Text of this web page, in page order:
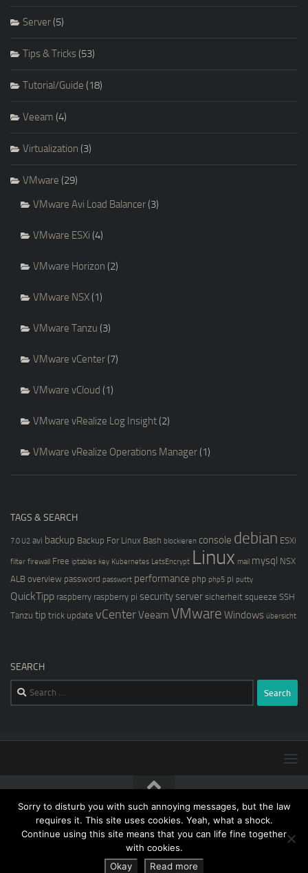
Server(5)
Tips & Tricks(53)
Tutorial/Guide (18)
Veeam (4)
Virtualization (3)
VMware (29)
VMware Avi Load Balancer(3)
VMware ESXi (4)
VMware Horizon (2)
VMware NSX(1)
VMware Tanzu (3)
VMware vCenter(7)
VMware vCloud (1)
VMware vRealize Log Insight(2)
VMware vRealize Operations Manager(1)
TAGS & SEARCH
7.0 U2 avi backup Backup For Linux Bash blockieren console debian ESXi
filter firewall Free iptables key Kubernetes LetsEncrypt Linux mail mysql NSX
ALB overview password passwort performance php php5 pi putty
QuickTipp raspberry raspberry pi securityserver sicherheit squeeze SSH
Tanzu tip trick update vCenterVeeam VMware Windows übersicht
SEARCH
Search
for:
[blog@kernstock.net]$ © 2026. All Rights Reserved.
Sorry to disturb you with such annoying messages, but the law
requires it. This site uses cookies. Yeah, what a shock.
Continue using this site means that you can life fine together
with cookies.
Okay
Read more